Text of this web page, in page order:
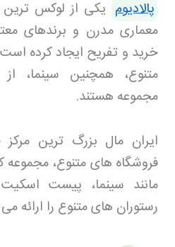
پالادیوم یکی از لوکس ترین
معماری مدرن و برندهای
خرید و تفریح ایجاد کرده
متنوع، همچنین سینما،
مجموعه هستند.
ایران مال بزرگ ترین مرکز
فروشگاه های متنوع، مجموعه
مانند سینما، پیست
رستوران های متنوع را ارائه